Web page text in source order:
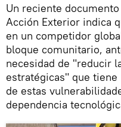
Un reciente
Acción Exterior indica
en un competidor
bloque comunitario,
necesidad de "reducir
estratégicas" que tiene
de estas
dependencia